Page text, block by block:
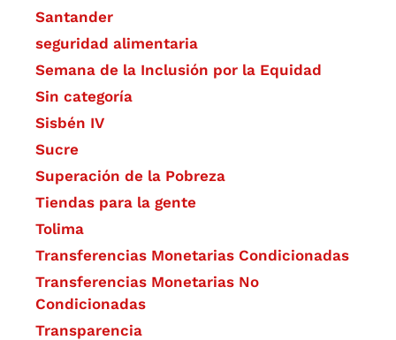
Santander
seguridad alimentaria
Semana de la Inclusión por la Equidad
Sin categoría
Sisbén IV
Sucre
Superación de la Pobreza
Tiendas para la gente
Tolima
Transferencias Monetarias Condicionadas
Transferencias Monetarias No
Condicionadas
Transparencia